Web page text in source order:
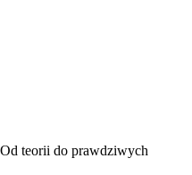
teorii do prawdziwych